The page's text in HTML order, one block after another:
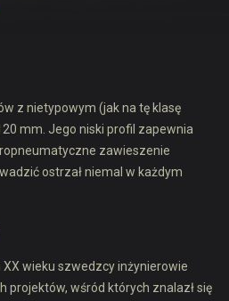
z nietypowym (jak na tę klasę
mm. Jego niski profil zapewnia
zawieszenie
ostrzał niemal w każdym
wieku szwedzcy inżynierowie
projektów, wśród których znalazł się